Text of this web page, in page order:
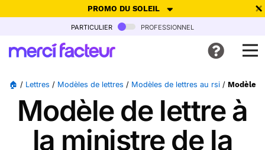
PROMO DU SOLEIL
-30% de réduction avec le code SUMMER26pour envoyer des
Ne plus afficher
particulier professionnel
🏠 / Lettres / Modèles de lettres / Modèles de lettres au rsi / Modèle
Modèle de lettre à
la ministre de la